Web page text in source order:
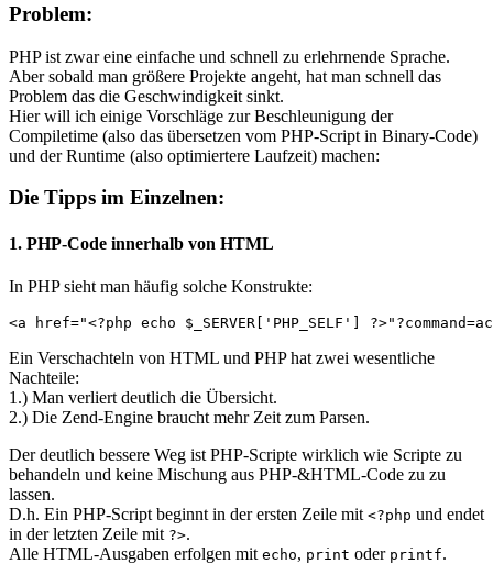
Problem:
PHP ist zwar eine einfache und schnell zu erlehrnende Sprache.
Aber sobald man größere Projekte angeht, hat man schnell das
Problem das die Geschwindigkeit sinkt.
Hier will ich einige Vorschläge zur Beschleunigung der
Compiletime (also das übersetzen vom PHP-Script in Binary-Code)
und der Runtime (also optimiertere Laufzeit) machen:
Die Tipps im Einzelnen:
1. PHP-Code innerhalb von HTML
In PHP sieht man häufig solche Konstrukte:
<a href="<?php echo $_SERVER['PHP_SELF']
Ein Verschachteln von HTML und PHP hat zwei wesentliche
Nachteile:
1.) Man verliert deutlich die Übersicht.
2.) Die Zend-Engine braucht mehr Zeit zum Parsen.
Der deutlich bessere Weg ist PHP-Scripte wirklich wie Scripte zu
behandeln und keine Mischung aus PHP-&HTML-Code zu zu
lassen.
D.h. Ein PHP-Script beginnt in der ersten Zeile mit <?php und endet
in der letzten Zeile mit ?>.
Alle HTML-Ausgaben erfolgen mit echo, print oder printf.